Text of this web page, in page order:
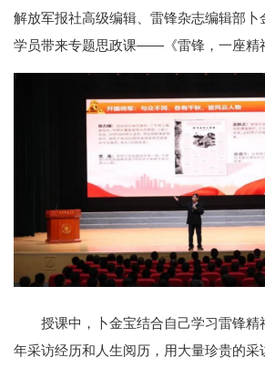
解放军报社高级编辑、雷锋杂志编辑部卜
学员带来专题思政课——《雷锋，一座精
授课中，卜金宝结合自己学习雷锋精
年采访经历和人生阅历，用大量珍贵的采